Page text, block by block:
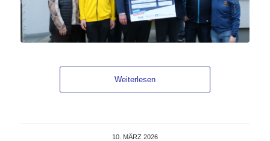
Weiterlesen
10. MÄRZ 2026